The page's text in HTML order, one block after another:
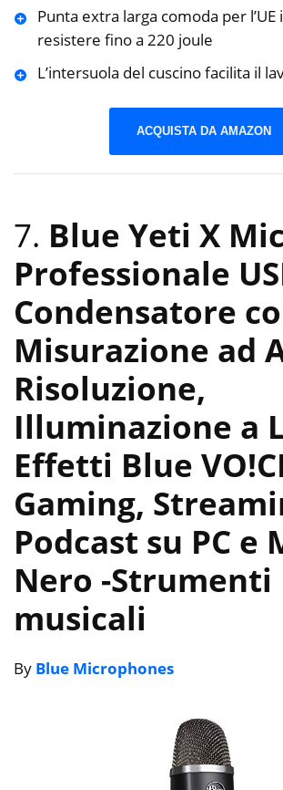
Punta extra larga comoda per l’UE
resistere fino a 220 joule
L’intersuola del cuscino facilita il
ACQUISTA DA AMAZON
7. Blue Yeti X
Professionale
Condensatore
Misurazione ad
Risoluzione,
Illuminazione a
Effetti Blue
Gaming,
Podcast su PC e
Nero -Strumenti
musicali
By Blue Microphones